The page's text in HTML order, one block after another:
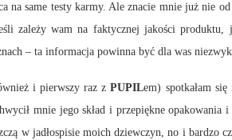
na same testy karmy. Ale znacie mnie już nie
zależy wam na faktycznej jakości produktu,
– ta informacja powinna być dla was
i pierwszy raz zPUPILem) spotkałam
mnie jego skład i przepiękne
w jadłospisie moich dziewczyn, no i